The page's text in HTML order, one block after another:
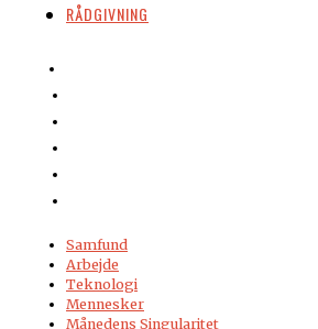
RÅDGIVNING
Samfund
Arbejde
Teknologi
Mennesker
Månedens Singularitet